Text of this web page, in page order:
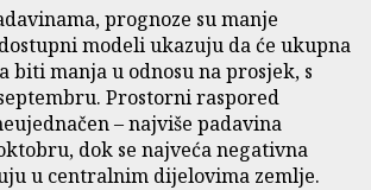
prognoze su manje
modeli ukazuju da će ukupna
biti manja u odnosu na prosjek, s
Prostorni raspored
– najviše padavina
dok se najveća negativna
u centralnim dijelovima zemlje.